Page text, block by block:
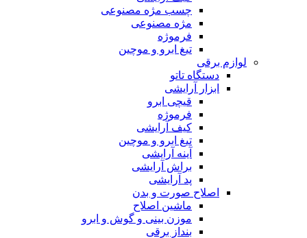
چسب مژه مصنوعی
مژه مصنوعی
فرموژه
تیغ ابرو و موچین
لوازم برقی
دستگاه تاتو
ابزار آرایشی
قیچی ابرو
فرموژه
کیف آرایشی
تیغ ابرو و موچین
آینه آرایشی
براش آرایشی
پد آرایشی
اصلاح صورت و بدن
ماشین اصلاح
موزن بینی و گوش و ابرو
بنداز برقی